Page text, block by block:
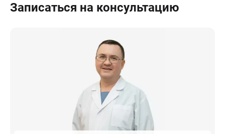
Записаться на консультацию